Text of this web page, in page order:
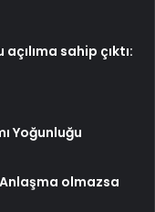
sahip çıktı:
Yoğunluğu
olmazsa